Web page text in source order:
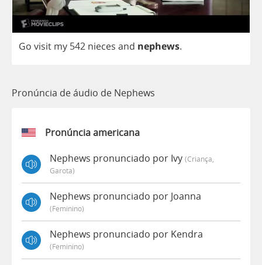
Go visit my 542 nieces and nephews.
Pronúncia de áudio de Nephews
Pronúncia americana
Nephews pronunciado por Ivy (criança,
Garota)
Nephews pronunciado por Joanna
(feminino)
Nephews pronunciado por Kendra
(feminino)